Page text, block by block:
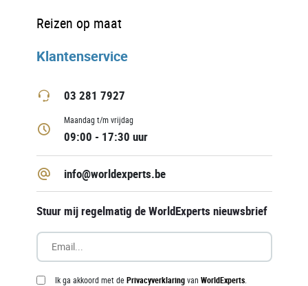
Reizen op maat
Klantenservice
03 281 7927
Maandag t/m vrijdag
09:00 - 17:30 uur
info@worldexperts.be
Stuur mij regelmatig de WorldExperts nieuwsbrief
Ik ga akkoord met dePrivacyverklaringvan WorldExperts.